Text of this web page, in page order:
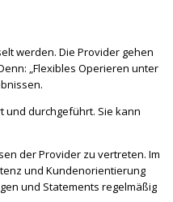
werden. Die Provider gehen
„Flexibles Operieren unter
und durchgeführt. Sie kann
der Provider zu vertreten. Im
und Kundenorientierung
und Statements regelmäßig